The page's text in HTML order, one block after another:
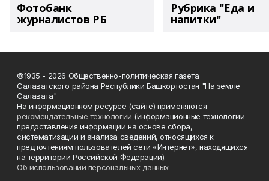
Фотобанк
журналистов РБ
Рубрика "Еда и
напитки"
©1935 - 2026 Общественно-политическая газета
Салаватского района Республики Башкортостан "На земле
Салавата"
На информационном ресурсе (сайте) применяются
рекомендательные технологии (информационные технологии
предоставления информации на основе сбора,
систематизации и анализа сведений, относящихся к
предпочтениям пользователей сети «Интернет», находящихся
на территории Российской Федерации).
Об использовании персональных данных